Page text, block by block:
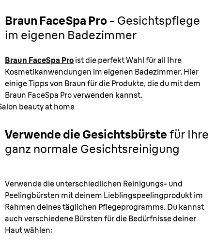
Braun FaceSpa Pro - Gesichtspflege
im eigenen Badezimmer
Braun FaceSpa Pro ist die perfekt Wahl für all Ihre
Kosmetikanwendungen im eigenen Badezimmer. Hier
einige Tipps von Braun für die Produkte, die du mit dem
Braun FaceSpa Pro verwenden kannst.
beauty at home
Verwende die Gesichtsbürste für Ihre
ganz normale Gesichtsreinigung
Verwende die unterschiedlichen Reinigungs- und
Peelingbürsten mit deinem Lieblingspeelingprodukt im
Rahmen deines täglichen Pflegeprogramms. Du kannst
auch verschiedene Bürsten für die Bedürfnisse deiner
Haut wählen: